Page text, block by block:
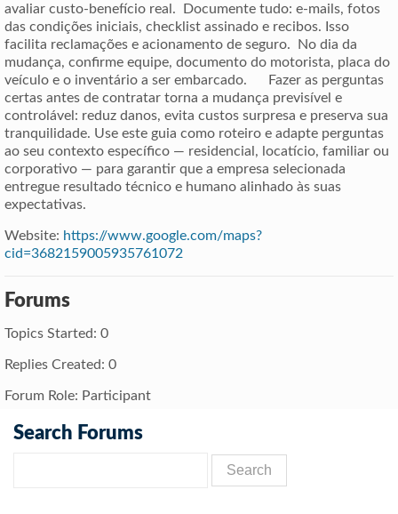
avaliar custo-benefício real. Documente tudo: e-mails, fotos
das condições iniciais, checklist assinado e recibos. Isso
facilita reclamações e acionamento de seguro. No dia da
mudança, confirme equipe, documento do motorista, placa do
veículo e o inventário a ser embarcado. Fazer as perguntas
certas antes de contratar torna a mudança previsível e
controlável: reduz danos, evita custos surpresa e preserva sua
tranquilidade. Use este guia como roteiro e adapte perguntas
ao seu contexto específico — residencial, locatício, familiar ou
corporativo — para garantir que a empresa selecionada
entregue resultado técnico e humano alinhado às suas
expectativas.
Website: https://www.google.com/maps?
cid=3682159005935761072
Forums
Topics Started: 0
Replies Created: 0
Forum Role: Participant
Search Forums